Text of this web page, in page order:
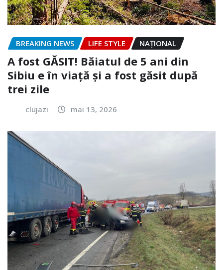
BREAKING NEWS LIFE STYLE NAŢIONAL
A fost GĂSIT! Băiatul de 5 ani din
Sibiu e în viață și a fost găsit după
trei zile
clujazi mai 13, 2026